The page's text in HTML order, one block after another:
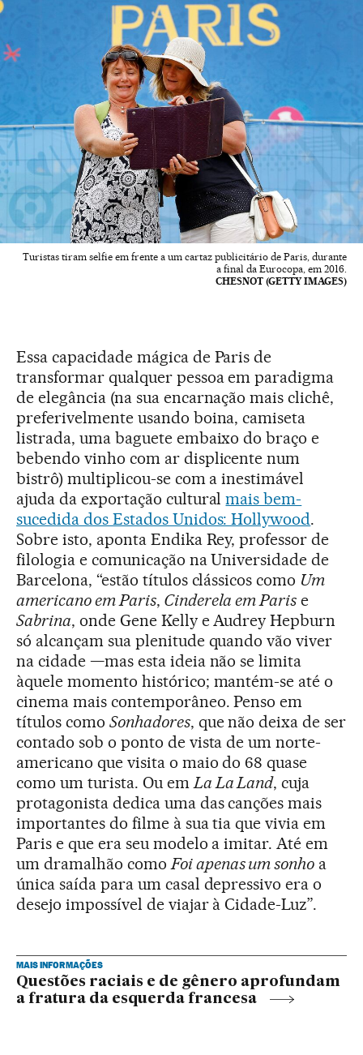
Turistas tiram selfie em frente a um cartaz publicitário de Paris, durante
a final da Eurocopa, em 2016.
CHESNOT (GETTY IMAGES)
Essa capacidade mágica de Paris de
transformar qualquer pessoa em paradigma
de elegância (na sua encarnação mais clichê,
preferivelmente usando boina, camiseta
listrada, uma baguete embaixo do braço e
bebendo vinho com ar displicente num
bistrô) multiplicou-se com a inestimável
ajuda da exportação culturalmais bem-
sucedida dos Estados Unidos: Hollywood.
Sobre isto, aponta Endika Rey, professor de
filologia e comunicação na Universidade de
Barcelona, “estão títulos clássicos como Um
americano em Paris, Cinderela em Paris e
Sabrina, onde Gene Kelly e Audrey Hepburn
só alcançam sua plenitude quando vão viver
na cidade —mas esta ideia não se limita
àquele momento histórico; mantém-se até o
cinema mais contemporâneo. Penso em
títulos como Sonhadores, que não deixa de ser
contado sob o ponto de vista de um norte-
americano que visita o maio do 68 quase
como um turista. Ou emLa La Land, cuja
protagonista dedica uma das canções mais
importantes do filme à sua tia que vivia em
Paris e que era seu modelo a imitar. Até em
um dramalhão comoFoi apenas um sonho a
única saída para um casal depressivo era o
desejo impossível de viajar à Cidade-Luz”.
MAIS INFORMAÇÕES
Questões raciais e de gênero aprofundam
a fratura da esquerda francesa